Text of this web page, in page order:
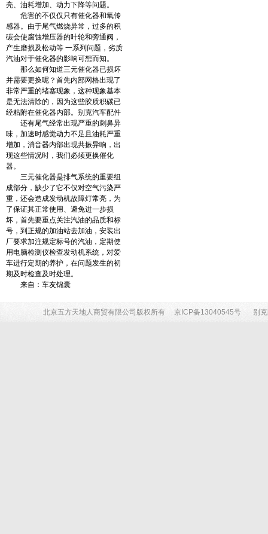
亮、油耗增加、动力下降等问题。
危害的不仅仅只有催化器和氧传
感器。由于尾气燃烧异常，过多的积
碳会使腐蚀增压器的叶轮和旁通阀，
产生磨损及松动等 一系列问题，劣质
汽油对于催化器的影响可想而知。
那么如何知道三元催化器已损坏
并需要更换呢？首先内部网格出现了
非常严重的堵塞现象，这种现象基本
是无法清除的，因为这些胶质积碳已
经粘附在催化器内部。别克汽车配件
还有尾气经常出现严重的刺鼻异
味，加速时感觉动力不足且油耗严重
增加，消音器内部出现共振异响，出
现这些情况时，我们必须更换催化
器。
三元催化器是排气系统的重要组
成部分，缺少了它不仅对空气污染严
重，还会造成发动机故障灯常亮，为
了保证其正常使用、避免进一步损
坏，首先要重点关注汽油的品质和标
号，到正规的加油站去加油，安装出
厂要求加注规定标号的汽油，定期使
用电脑检测仪检查发动机系统，对爱
车进行定期的养护，在问题发生的初
期及时检查及时处理。
来自：车友锦囊
北京五方天地人商贸有限公司版权所有 京ICP备13040545号 别